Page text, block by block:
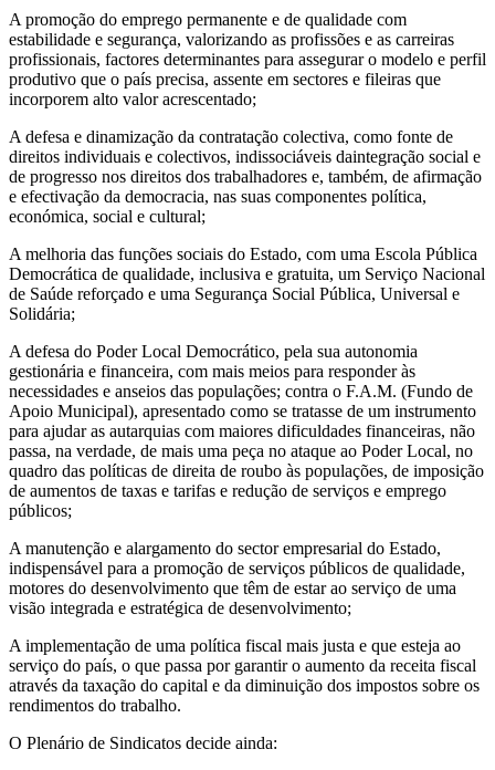
A promoção do emprego permanente e de qualidade com
estabilidade e segurança, valorizando as profissões e as carreiras
profissionais, factores determinantes para assegurar o modelo e perfil
produtivo que o país precisa, assente em sectores e fileiras que
incorporem alto valor acrescentado;
A defesa e dinamização da contratação colectiva, como fonte de
direitos individuais e colectivos, indissociáveis daintegração social e
de progresso nos direitos dos trabalhadores e, também, de afirmação
e efectivação da democracia, nas suas componentes política,
económica, social e cultural;
A melhoria das funções sociais do Estado, com uma Escola Pública
Democrática de qualidade, inclusiva e gratuita, um Serviço Nacional
de Saúde reforçado e uma Segurança Social Pública, Universal e
Solidária;
A defesa do Poder Local Democrático, pela sua autonomia
gestionária e financeira, com mais meios para responder às
necessidades e anseios das populações; contra o F.A.M. (Fundo de
Apoio Municipal), apresentado como se tratasse de um instrumento
para ajudar as autarquias com maiores dificuldades financeiras, não
passa, na verdade, de mais uma peça no ataque ao Poder Local, no
quadro das políticas de direita de roubo às populações, de imposição
de aumentos de taxas e tarifas e redução de serviços e emprego
públicos;
A manutenção e alargamento do sector empresarial do Estado,
indispensável para a promoção de serviços públicos de qualidade,
motores do desenvolvimento que têm de estar ao serviço de uma
visão integrada e estratégica de desenvolvimento;
A implementação de uma política fiscal mais justa e que esteja ao
serviço do país, o que passa por garantir o aumento da receita fiscal
através da taxação do capital e da diminuição dos impostos sobre os
rendimentos do trabalho.
O Plenário de Sindicatos decide ainda: